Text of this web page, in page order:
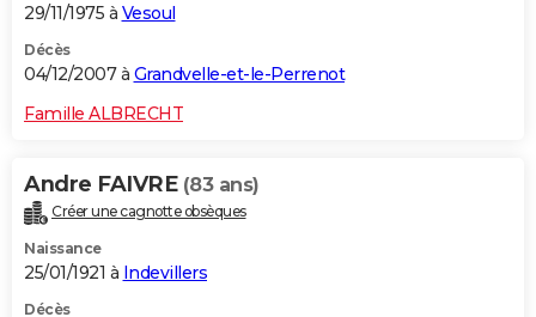
29/11/1975 à Vesoul
Décès
04/12/2007 à Grandvelle-et-le-Perrenot
Famille ALBRECHT
Andre FAIVRE (83 ans)
Créer une cagnotte obsèques
Naissance
25/01/1921 à Indevillers
Décès